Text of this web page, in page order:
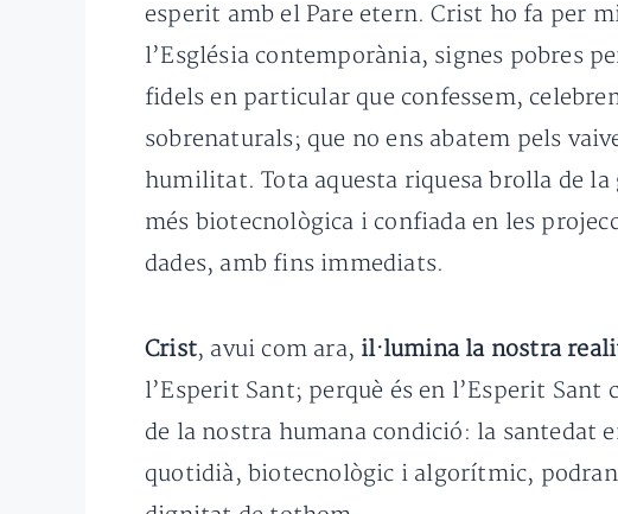
esperit amb el Pare etern. Crist ho fa per
l’Església contemporània, signes pobres
fidels en particular que confessem,
sobrenaturals; que no ens abatem pels
humilitat. Tota aquesta riquesa brolla de la
més biotecnològica i confiada en les
dades, amb fins immediats.
Crist, avui com ara, il·lumina la nostra
l’Esperit Sant; perquè és en l’Esperit
de la nostra humana condició: la santedat
quotidià, biotecnològic i algorítmic,